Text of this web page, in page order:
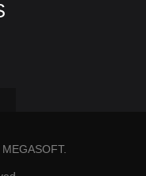
.